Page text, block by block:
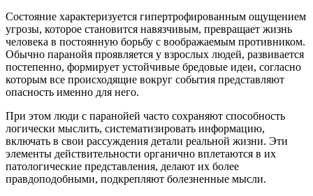
Состояние характеризуется гипертрофированным ощущением
угрозы, которое становится навязчивым, превращает жизнь
человека в постоянную борьбу с воображаемым противником.
Обычно паранойя проявляется у взрослых людей, развивается
постепенно, формирует устойчивые бредовые идеи, согласно
которым все происходящие вокруг события представляют
опасность именно для него.
При этом люди с паранойей часто сохраняют способность
логически мыслить, систематизировать информацию,
включать в свои рассуждения детали реальной жизни. Эти
элементы действительности органично вплетаются в их
патологические представления, делают их более
правдоподобными, подкрепляют болезненные мысли.